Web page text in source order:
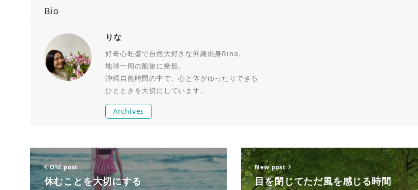
Bio
りな
好奇心旺盛で自然大好きな沖縄出身Rina。
地球一周の船旅に乗船。
沖縄自然時間の中で、心と体がゆったりできる
ひとときを大切にしています。
Archives
Old post
休むことを大切にする
New post
目を閉じてただ風を感じる時間